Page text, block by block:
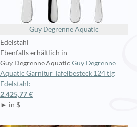
Guy Degrenne Aquatic
Edelstahl
Ebenfalls erhältlich in
Guy Degrenne Aquatic Guy Degrenne
Aquatic Garnitur Tafelbesteck 124 tlg
Edelstahl:
2.425,77 €
► in $